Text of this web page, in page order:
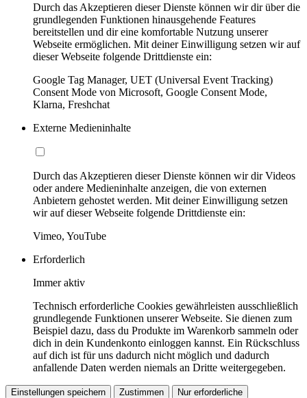
Durch das Akzeptieren dieser Dienste können wir dir über die
grundlegenden Funktionen hinausgehende Features
bereitstellen und dir eine komfortable Nutzung unserer
Webseite ermöglichen. Mit deiner Einwilligung setzen wir auf
dieser Webseite folgende Drittdienste ein:
Google Tag Manager, UET (Universal Event Tracking)
Consent Mode von Microsoft, Google Consent Mode,
Klarna, Freshchat
Externe Medieninhalte
Durch das Akzeptieren dieser Dienste können wir dir Videos
oder andere Medieninhalte anzeigen, die von externen
Anbietern gehostet werden. Mit deiner Einwilligung setzen
wir auf dieser Webseite folgende Drittdienste ein:
Vimeo, YouTube
Erforderlich
Immer aktiv
Technisch erforderliche Cookies gewährleisten ausschließlich
grundlegende Funktionen unserer Webseite. Sie dienen zum
Beispiel dazu, dass du Produkte im Warenkorb sammeln oder
dich in dein Kundenkonto einloggen kannst. Ein Rückschluss
auf dich ist für uns dadurch nicht möglich und dadurch
anfallende Daten werden niemals an Dritte weitergegeben.
Einstellungen speichern Zustimmen Nur erforderliche